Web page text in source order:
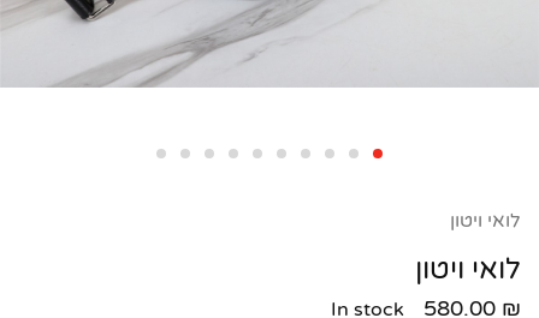
לואי ויטון
לואי ויטון
580.00 ₪
In stock